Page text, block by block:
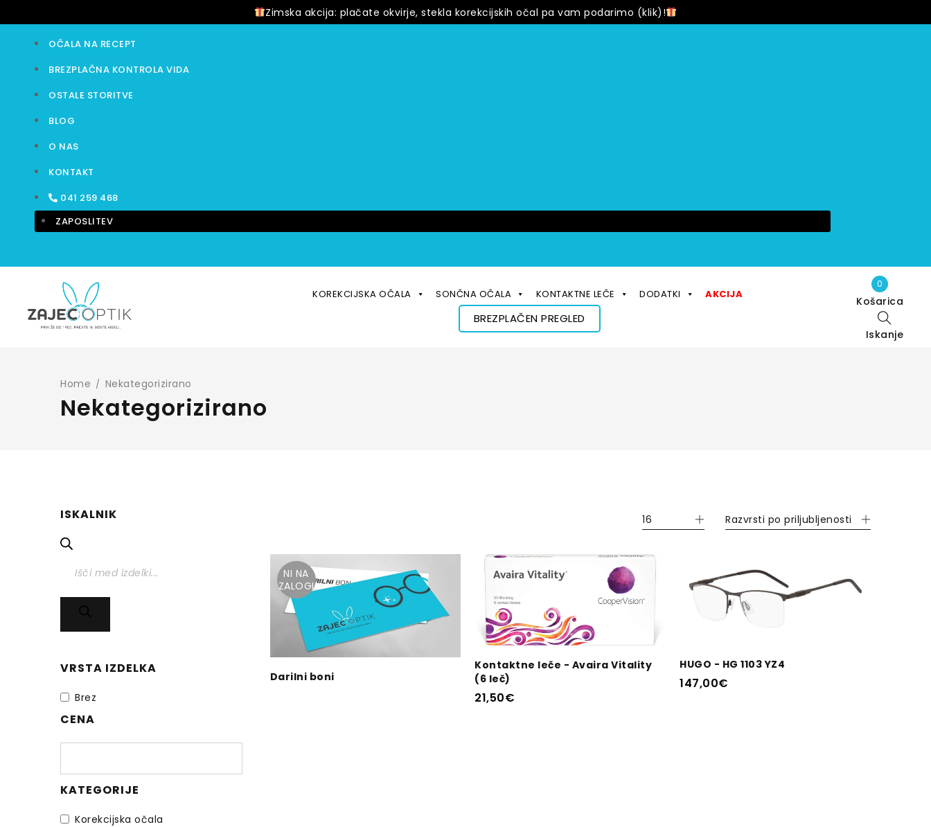
Zimska akcija: plačate okvirje, stekla korekcijskih očal pa vam podarimo (klik)!
OČALA NA RECEPT
BREZPLAČNA KONTROLA VIDA
OSTALE STORITVE
BLOG
O NAS
KONTAKT
041 259 468
ZAPOSLITEV
KOREKCIJSKA OČALA SONČNA OČALA KONTAKTNE LEČE DODATKI AKCIJA
BREZPLAČEN PREGLED
0
Košarica
Iskanje
Home / Nekategorizirano
Nekategorizirano
ISKALNIK
VRSTA IZDELKA
Brez
CENA
KATEGORIJE
Korekcijska očala
Razvrsti po priljubljenosti
16
NI NA
ZALOGI
SELECT OPTIONS
Darilni boni
IZBERI MOŽNOSTI
Kontaktne leče - Avaira Vitality
(6 leč)
21,50€
DODAJ V KOŠARICO
HUGO - HG 1103 YZ4
147,00€